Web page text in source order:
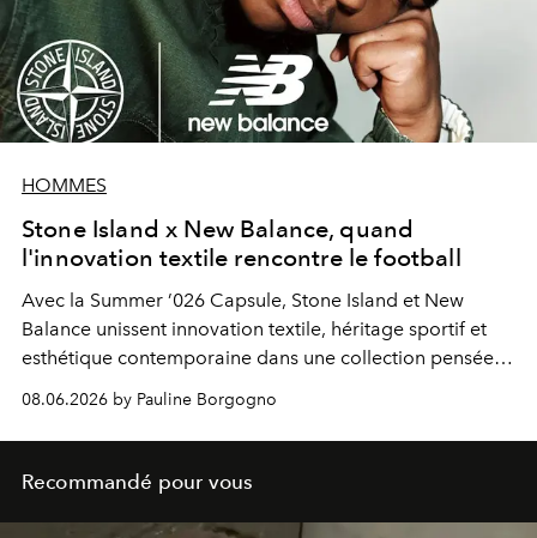
HOMMES
Stone Island x New Balance, quand
l'innovation textile rencontre le football
Avec la Summer ’026 Capsule, Stone Island et New
Balance unissent innovation textile, héritage sportif et
esthétique contemporaine dans une collection pensée
08.06.2026 by Pauline Borgogno
Recommandé pour vous